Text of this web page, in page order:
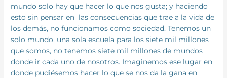
mundo solo hay que hacer lo que nos gusta; y haciendo
esto sin pensar en las consecuencias que trae a la vida de
los demás, no funcionamos como sociedad. Tenemos un
solo mundo, una sola escuela para los siete mil millones
que somos, no tenemos siete mil millones de mundos
donde ir cada uno de nosotros. Imaginemos ese lugar en
donde pudiésemos hacer lo que se nos da la gana en